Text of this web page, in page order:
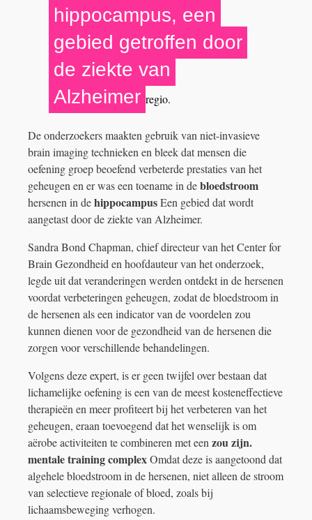
hippocampus, een
gebied getroffen door
de ziekte van
Alzheimer regio.
De onderzoekers maakten gebruik van niet-invasieve
brain imaging technieken en bleek dat mensen die
oefening groep beoefend verbeterde prestaties van het
geheugen en er was een toename in debloedstroom
hersenen in dehippocampusEen gebied dat wordt
aangetast door de ziekte van Alzheimer.
Sandra Bond Chapman, chief directeur van het Center for
Brain Gezondheid en hoofdauteur van het onderzoek,
legde uit dat veranderingen werden ontdekt in de hersenen
voordat verbeteringen geheugen, zodat de bloedstroom in
de hersenen als een indicator van de voordelen zou
kunnen dienen voor de gezondheid van de hersenen die
zorgen voor verschillende behandelingen.
Volgens deze expert, is er geen twijfel over bestaan ​​dat
lichamelijke oefening is een van de meest kosteneffectieve
therapieën en meer profiteert bij het verbeteren van het
geheugen, eraan toevoegend dat het wenselijk is om
aërobe activiteiten te combineren met eenzou zijn.
mentale training complexOmdat deze is aangetoond dat
algehele bloedstroom in de hersenen, niet alleen de stroom
van selectieve regionale of bloed, zoals bij
lichaamsbeweging verhogen.